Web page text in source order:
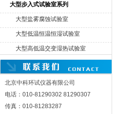
大型步入式试验室系列
大型盐雾腐蚀试验室
大型低温恒温恒湿试验室
大型高低温交变湿热试验室
北京中科环试仪器有限公司
电话：010-81290302 81290307
传真：010-81283287